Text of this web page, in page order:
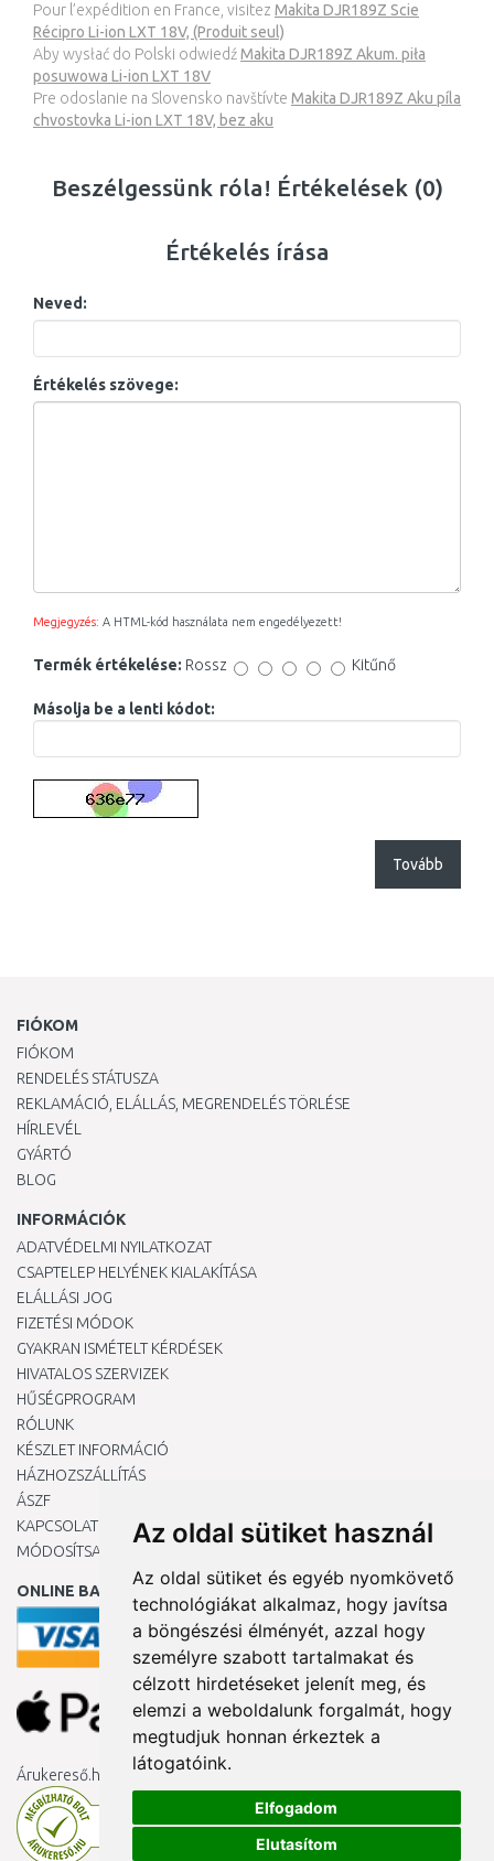
Az oldal sütiket használ
Az oldal sütiket és egyéb nyomkövető
technológiákat alkalmaz, hogy javítsa
a böngészési élményét, azzal hogy
személyre szabott tartalmakat és
célzott hirdetéseket jelenít meg, és
elemzi a weboldalunk forgalmát, hogy
megtudjuk honnan érkeztek a
látogatóink.
Elfogadom
Elutasítom
Pour l’expédition en France, visitez Makita DJR189Z Scie
Récipro Li-ion LXT 18V, (Produit seul)
Aby wysłać do Polski odwiedźMakita DJR189Z Akum. piła
posuwowa Li-ion LXT 18V
Pre odoslanie na Slovensko navštívte Makita DJR189Z Aku píla
chvostovka Li-ion LXT 18V, bez aku
Beszélgessünk róla! Értékelések (0)
Értékelés írása
Neved:
Értékelés szövege:
Megjegyzés: A HTML-kód használata nem engedélyezett!
Termék értékelése: Rossz Kitűnő
Másolja be a lenti kódot:
Tovább
FIÓKOM
FIÓKOM
RENDELÉS STÁTUSZA
REKLAMÁCIÓ, ELÁLLÁS, MEGRENDELÉS TÖRLÉSE
HÍRLEVÉL
GYÁRTÓ
BLOG
INFORMÁCIÓK
ADATVÉDELMI NYILATKOZAT
CSAPTELEP HELYÉNEK KIALAKÍTÁSA
ELÁLLÁSI JOG
FIZETÉSI MÓDOK
GYAKRAN ISMÉTELT KÉRDÉSEK
HIVATALOS SZERVIZEK
HŰSÉGPROGRAM
RÓLUNK
KÉSZLET INFORMÁCIÓ
HÁZHOZSZÁLLÍTÁS
ÁSZF
KAPCSOLAT
MÓDOSÍTSA A COOKIE-BEÁLLÍTÁSAIMAT
ONLINE BANKKÁRTYÁVAL
Árukereső.hu